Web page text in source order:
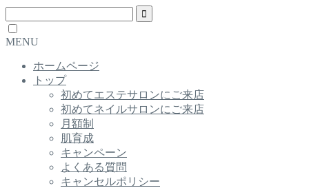
MENU
ホームページ
トップ
初めてエステサロンにご来店
初めてネイルサロンにご来店
月額制
肌育成
キャンペーン
よくある質問
キャンセルポリシー